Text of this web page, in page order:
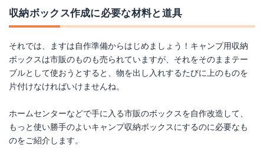
収納ボックス作成に必要な材料と道具
それでは、ますは自作準備からはじめましょう！キャンプ用収納
ボックスは市販のものも売られていますが、それをそのままテー
ブルとして使おうとすると、物を出し入れするたびに上のものを
片付けなければいけませんね。
ホームセンターなどで手に入る市販のボックスを自作改造して、
もっと使い勝手のよいキャンプ収納ボックスにするのに必要なも
のをご紹介します。